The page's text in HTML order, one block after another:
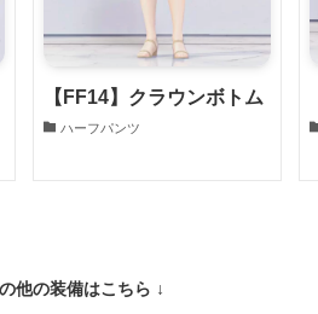
【FF14】クラウンボトム
ハーフパンツ
他の装備はこちら ↓